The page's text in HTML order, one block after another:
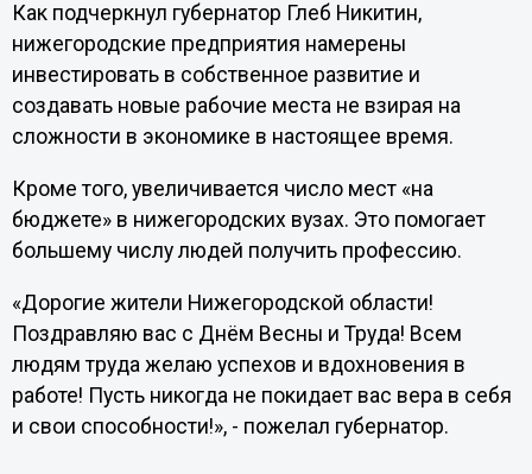
Как подчеркнул губернатор Глеб Никитин,
нижегородские предприятия намерены
инвестировать в собственное развитие и
создавать новые рабочие места не взирая на
сложности в экономике в настоящее время.
Кроме того, увеличивается число мест «на
бюджете» в нижегородских вузах. Это помогает
большему числу людей получить профессию.
«Дорогие жители Нижегородской области!
Поздравляю вас с Днём Весны и Труда! Всем
людям труда желаю успехов и вдохновения в
работе! Пусть никогда не покидает вас вера в себя
и свои способности!», - пожелал губернатор.